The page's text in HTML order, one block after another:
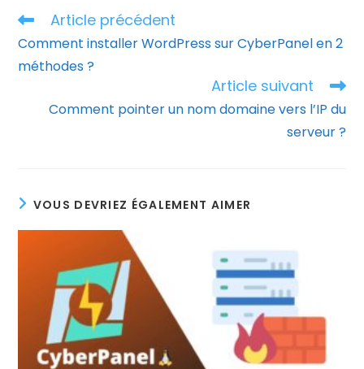
Read
articles
Article précédent
Comment installer WordPress sur CyberPanel en 2
méthodes ?
Article suivant
Comment pointer un nom domaine vers l’IP du
serveur ?
VOUS DEVRIEZ ÉGALEMENT AIMER